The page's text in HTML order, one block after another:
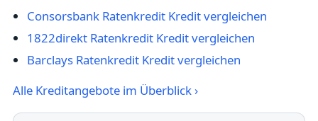
Consorsbank Ratenkredit Kredit vergleichen
1822direkt Ratenkredit Kredit vergleichen
Barclays Ratenkredit Kredit vergleichen
Alle Kreditangebote im Überblick ›